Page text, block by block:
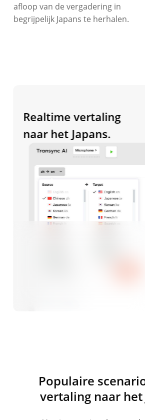
afloop van de vergadering in
begrijpelijk Japans te herhalen.
Realtime vertaling
naar het Japans.
Populaire
vertaling naar het